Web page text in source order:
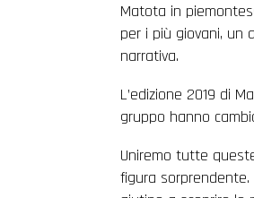
Matota in
per i più giovani, un
narrativa.
L’edizione 2019 di
gruppo hanno
Uniremo tutte
figura